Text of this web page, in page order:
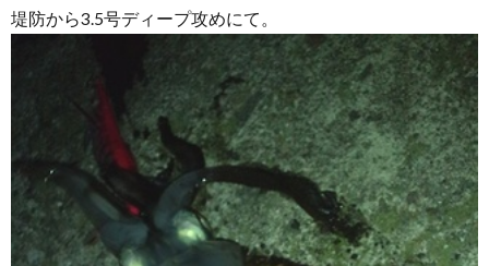
堤防から3.5号ディープ攻めにて。